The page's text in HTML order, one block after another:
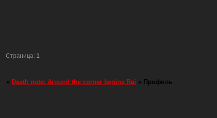
Страница:1
» Death note: Around the corner begins Rai » Профиль